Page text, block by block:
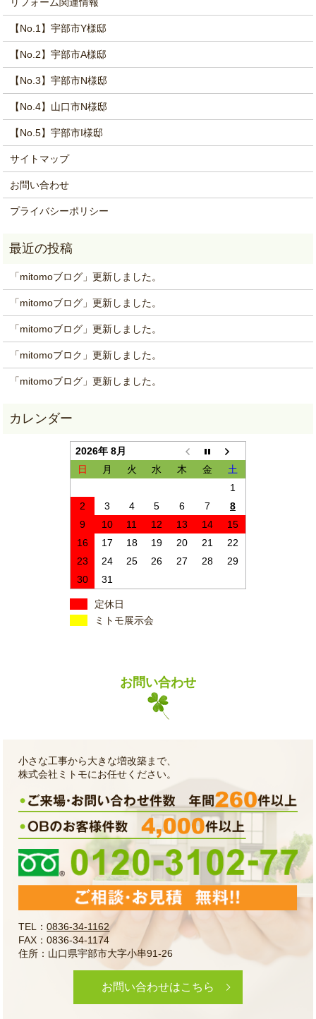
【No.1】宇部市Y様邸
【No.2】宇部市A様邸
【No.3】宇部市N様邸
【No.4】山口市N様邸
【No.5】宇部市I様邸
サイトマップ
お問い合わせ
プライバシーポリシー
「mitomoブログ」更新しました。
「mitomoブログ」更新しました。
「mitomoブログ」更新しました。
「mitomoブロク」更新しました。
「mitomoブログ」更新しました。
2026年 8月
日
月 火 水 木 金
土
1
2
3 4 5 6 7
8
9
10 11 12 13 14
15
16
17 18 19 20 21
22
23
24 25 26 27 28
29
30
31
定休日
ミトモ展示会
お問い合わせ
小さな工事から大きな増改築まで、
株式会社ミトモにお任せください。
TEL：0836-34-1162
FAX：0836-34-1174
住所：山口県宇部市大字小串91-26
お問い合わせはこちら